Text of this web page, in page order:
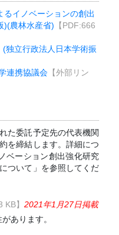
るイノベーションの創出
)(農林水産省) 【PDF:666
独立行政法人日本学術振
連携協議会 【外部リン
た委託予定先の代表機関
を締結します。詳細につ
ベーション創出強化研究
ついて」を参照してくだ
KB】2021年1月27日掲載
あります。